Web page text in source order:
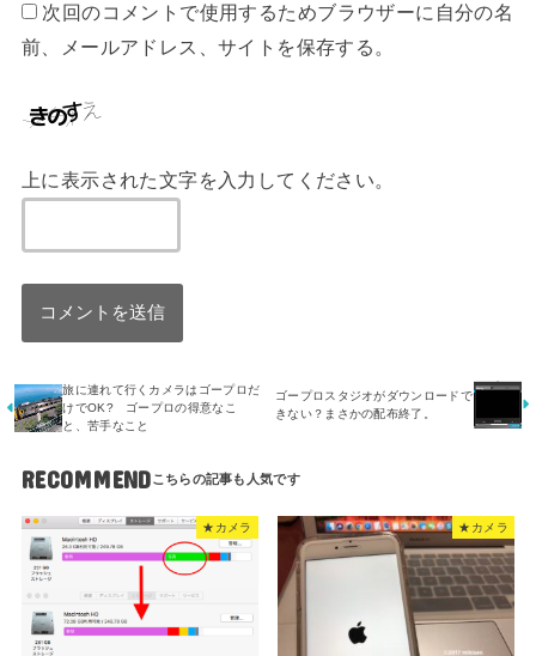
次回のコメントで使用するためブラウザーに自分の名
前、メールアドレス、サイトを保存する。
上に表示された文字を入力してください。
旅に連れて行くカメラはゴープロだ
けでOK? ゴープロの得意なこ
と、苦手なこと
ゴープロスタジオがダウンロードで
きない？まさかの配布終了。
RECOMMEND
★カメラ ★カメラ